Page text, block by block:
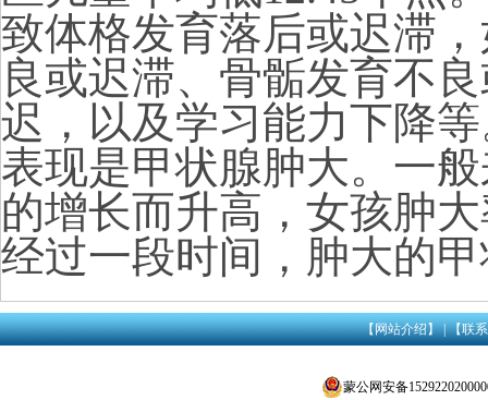
致体格发育落后或迟滞
良或迟滞、骨骺发育不
迟，以及学习能力下降
表现是甲状腺肿大。一
的增长而升高，女孩肿
经过一段时间，肿大的
【网站介绍】|【联
蒙公网安备